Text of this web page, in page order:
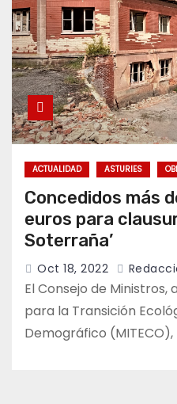
ACTUALIDAD ASTURIES
Concedidos más
euros para
Soterraña’
Oct 18, 2022
El Consejo de
para la Transición
Demográfico